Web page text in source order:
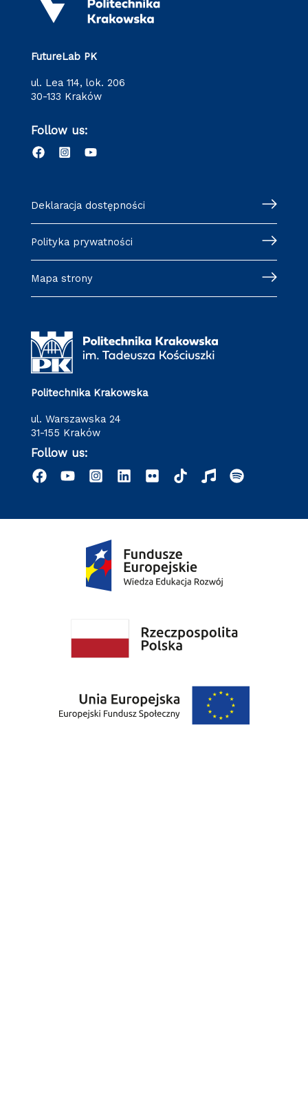
FutureLab PK
ul. Lea 114, lok. 206
30-133 Kraków
Follow us:
Deklaracja dostępności
Polityka prywatności
Mapa strony
Politechnika Krakowska
ul. Warszawska 24
31-155 Kraków
Follow us: